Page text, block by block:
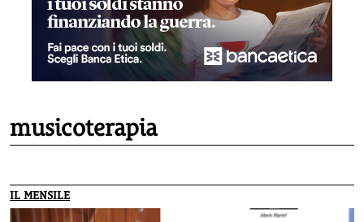
musicoterapia
IL MENSILE